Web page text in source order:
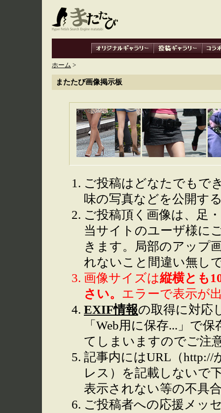
ホーム >
またたび画像掲示板
ご投稿はどなたでもで
味の写真などを公開す
ご投稿頂く画像は、足
当サイトのユーザ様に
きます。局部のアップ
れないこと間違い無し
画像サイズは縦横とも
さい。 エラーで表示が
EXIF情報の取得に対応
「Web用に保存...」で
てしまいますのでご注
記事内にはURL（
レス）を記載しないで
表示されない等の不具
ご投稿者への応援メッ